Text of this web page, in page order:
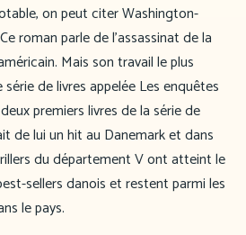
on peut citer Washington-
roman parle de l’assassinat de la
Mais son travail le plus
de livres appelée Les enquêtes
premiers livres de la série de
de lui un hit au Danemark et dans
du département V ont atteint le
sellers danois et restent parmi les
le pays.